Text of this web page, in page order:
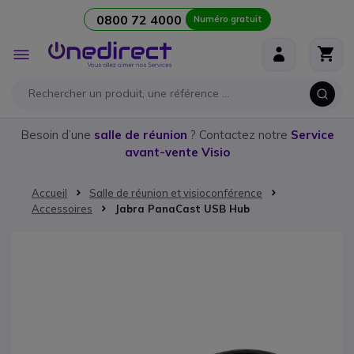
0800 72 4000 Numéro gratuit
Affichage
navigation
Besoin d’une salle de réunion ? Contactez notre Service
avant-vente Visio
Accueil
Salle de réunion et visioconférence
Accessoires
Jabra PanaCast USB Hub